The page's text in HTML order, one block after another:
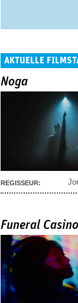
AKTUELLE
Noga
REGISSEUR:
Funeral